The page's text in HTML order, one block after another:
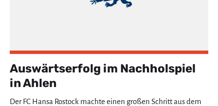
Auswärtserfolg im Nachholspiel
in Ahlen
Der FC Hansa Rostock machte einen großen Schritt aus dem